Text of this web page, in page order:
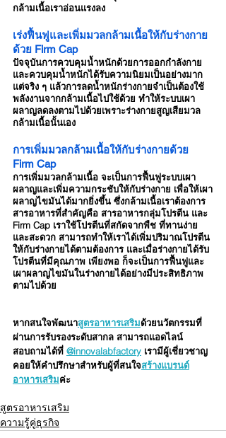
กล้ามเนื้อเราอ่อนแรงลง
เร่งฟื้นฟูและเพิ่มมวลกล้ามเนื้อให้กับร่างกาย
ด้วย Firm Cap
ปัจจุบันการควบคุมน้ำหนักด้วยการออกกำลังกาย
และควบคุมน้ำหนักได้รับความนิยมเป็นอย่างมาก
แต่จริง ๆ แล้วการลดน้ำหนักร่างกายจำเป็นต้องใช้
พลังงานจากกล้ามเนื้อไปใช้ด้วย ทำให้ระบบเผา
ผลาญลดลงตามไปด้วยเพราะร่างกายสูญเสียมวล
กล้ามเนื้อนั้นเอง
การเพิ่มมวลกล้ามเนื้อให้กับร่างกายด้วย
Firm Cap
การเพิ่มมวลกล้ามเนื้อ จะเป็นการฟื้นฟูระบบเผา
ผลาญและเพิ่มความกระชับให้กับร่างกาย เพื่อให้เผา
ผลาญไขมันได้มากยิ่งขึ้น ซึ่งกล้ามเนื้อเราต้องการ
สารอาหารที่สำคัญคือ สารอาหารกลุ่มโปรตีน และ
Firm Cap เราใช้โปรตีนที่สกัดจากพืช ที่ทานง่าย
และสะดวก สามารถทำให้เราได้เพิ่มปริมาณโปรตีน
ให้กับร่างกายได้ตามต้องการ และเมื่อร่างกายได้รับ
โปรตีนที่มีคุณภาพ เพียงพอ ก็จะเป็นการฟื้นฟูและ
เผาผลาญไขมันในร่างกายได้อย่างมีประสิทธิภาพ
ตามไปด้วย
หากสนใจพัฒนาสูตรอาหารเสริมด้วยนวัตกรรมที่
ผ่านการรับรองระดับสากล สามารถแอดไลน์
สอบถามได้ที่ @innovalabfactory เรามีผู้เชี่ยวชาญ
คอยให้คำปรึกษาสำหรับผู้ที่สนใจสร้างแบรนด์
อาหารเสริมค่ะ
สูตรอาหารเสริม
ความรู้คู่ธุรกิจ